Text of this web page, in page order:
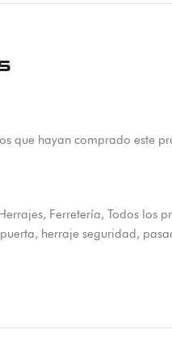
que hayan comprado este
, Ferretería, Todos los
, herraje seguridad,